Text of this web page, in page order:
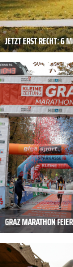
JETZT ERST RECHT: 6
GRAZ MARATHON